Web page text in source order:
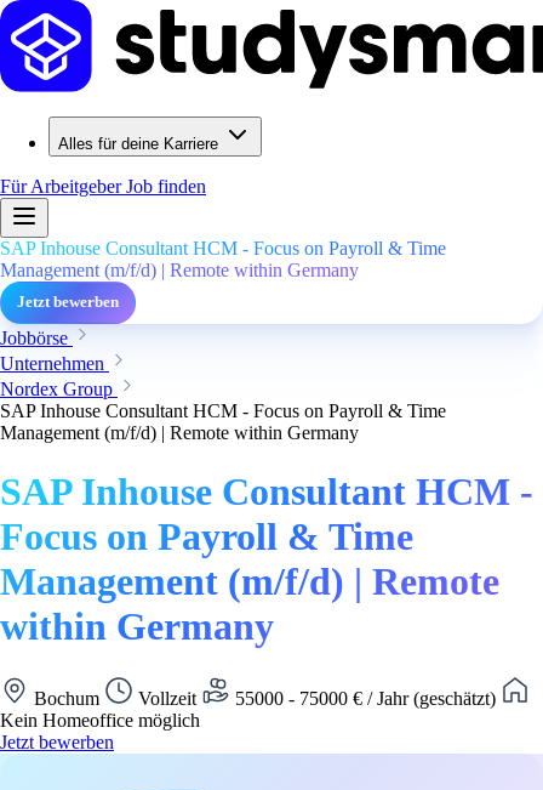
Alles für deine Karriere
Für ArbeitgeberJob finden
SAP Inhouse Consultant HCM - Focus on Payroll & Time
Management (m/f/d) | Remote within Germany
Jetzt bewerben
Jobbörse
Unternehmen
Nordex Group
SAP Inhouse Consultant HCM - Focus on Payroll & Time
Management (m/f/d) | Remote within Germany
SAP Inhouse Consultant HCM -
Focus on Payroll & Time
Management (m/f/d) | Remote
within Germany
Bochum Vollzeit
55000 - 75000 € / Jahr (geschätzt)
Kein Homeoffice möglich
Jetzt bewerben